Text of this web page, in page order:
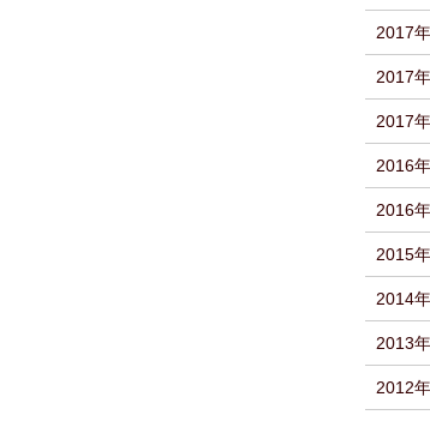
2017
2017
2017
2016
2016
2015
2014
2013
2012